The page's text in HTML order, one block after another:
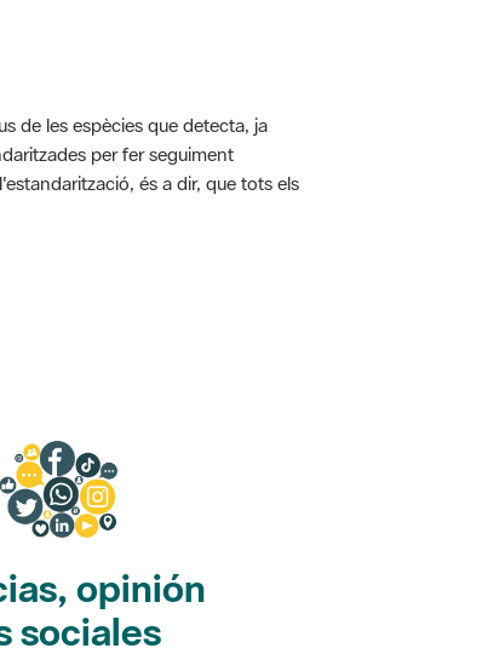
de les espècies que detecta, ja
per fer seguiment
és a dir, que tots els
opinión
sociales